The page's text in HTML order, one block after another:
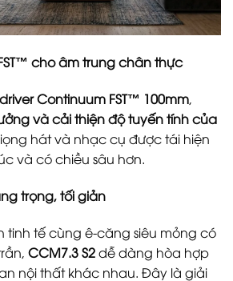
cho âm trung chân thực
driver Continuum FST™ 100mm,
và cải thiện độ tuyến tính của
hát và nhạc cụ được tái hiện
và có chiều sâu hơn.
trọng, tối giản
tinh tế cùng ê-căng siêu mỏng có
CCM7.3 S2dễ dàng hòa hợp
nội thất khác nhau. Đây là giải